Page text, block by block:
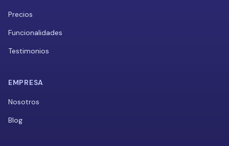
Precios
Funcionalidades
Testimonios
EMPRESA
Nosotros
Blog